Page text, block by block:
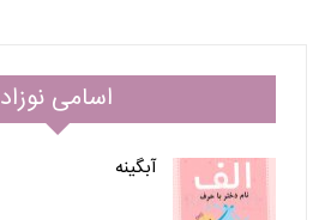
اسامی نوزاد
آبگینه